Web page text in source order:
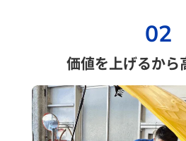
02
価値を上げるから